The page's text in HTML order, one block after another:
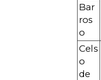
Bar
ros
o
Cels
o
de